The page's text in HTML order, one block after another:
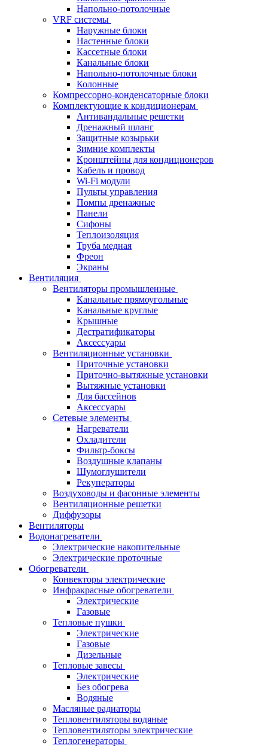
Напольно-потолочные
VRF системы
Наружные блоки
Настенные блоки
Кассетные блоки
Канальные блоки
Напольно-потолочные блоки
Колонные
Компрессорно-конденсаторные блоки
Комплектующие к кондиционерам
Антивандальные решетки
Дренажный шланг
Защитные козырьки
Зимние комплекты
Кронштейны для кондиционеров
Кабель и провод
Wi-Fi модули
Пульты управления
Помпы дренажные
Панели
Сифоны
Теплоизоляция
Труба медная
Фреон
Экраны
Вентиляция
Вентиляторы промышленные
Канальные прямоугольные
Канальные круглые
Крышные
Дестратификаторы
Аксессуары
Вентиляционные установки
Приточные установки
Приточно-вытяжные установки
Вытяжные установки
Для бассейнов
Аксессуары
Сетевые элементы
Нагреватели
Охладители
Фильтр-боксы
Воздушные клапаны
Шумоглушители
Рекуператоры
Воздуховоды и фасонные элементы
Вентиляционные решетки
Диффузоры
Вентиляторы
Водонагреватели
Электрические накопительные
Электрические проточные
Обогреватели
Конвекторы электрические
Инфракрасные обогреватели
Электрические
Газовые
Тепловые пушки
Электрические
Газовые
Дизельные
Тепловые завесы
Электрические
Без обогрева
Водяные
Масляные радиаторы
Тепловентиляторы водяные
Тепловентиляторы электрические
Теплогенераторы